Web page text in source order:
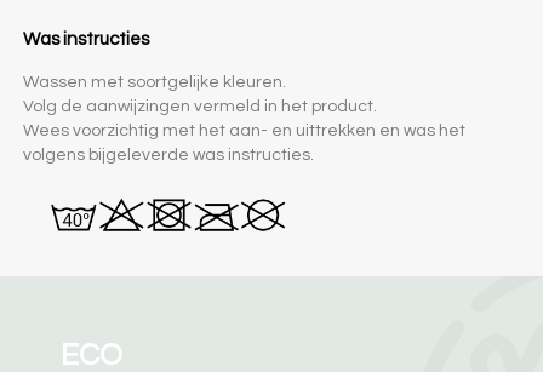
Was instructies
Wassen met soortgelijke kleuren.
Volg de aanwijzingen vermeld in het product.
Wees voorzichtig met het aan- en uittrekken en was het
volgens bijgeleverde was instructies.
ECO